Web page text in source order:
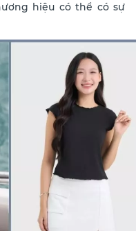
hiệu có thể có sự